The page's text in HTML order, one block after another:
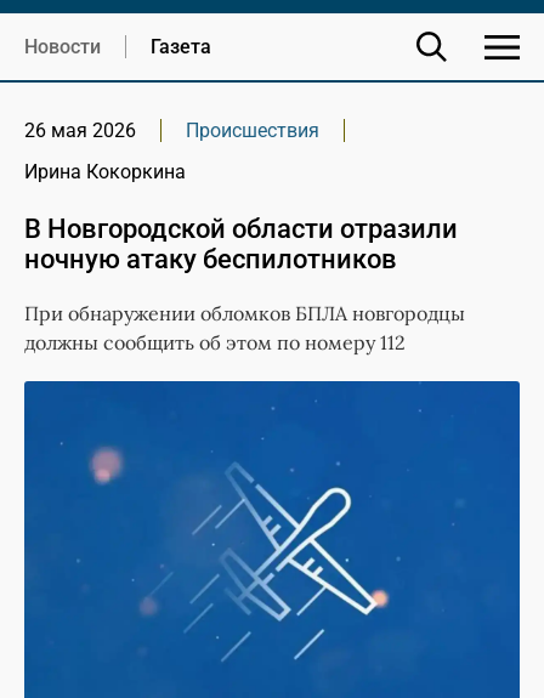
Новости Газета
26 мая 2026
Происшествия
Ирина Кокоркина
В Новгородской области отразили
ночную атаку беспилотников
При обнаружении обломков БПЛА новгородцы
должны сообщить об этом по номеру 112